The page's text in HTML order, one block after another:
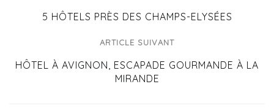
5 HÔTELS PRÈS DES CHAMPS-ELYSÉES
ARTICLE SUIVANT
HÔTEL À AVIGNON, ESCAPADE GOURMANDE À LA
MIRANDE